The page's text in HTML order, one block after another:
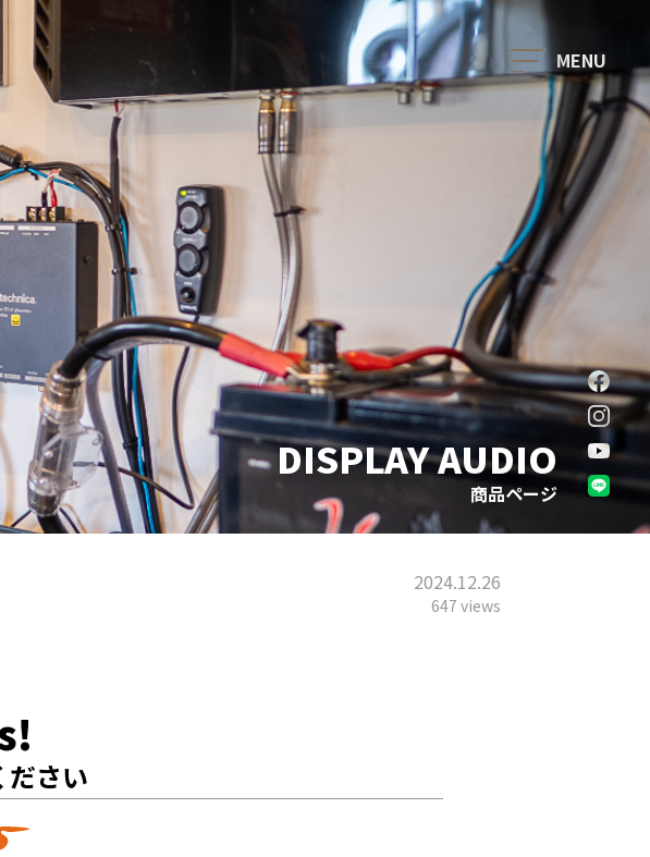
ダテワークスが選ばれる理由
スタッフ紹介
事例紹介
せ お客様の声
よくあるご質問
商品ページ
2024.12.26
647 views
ださい